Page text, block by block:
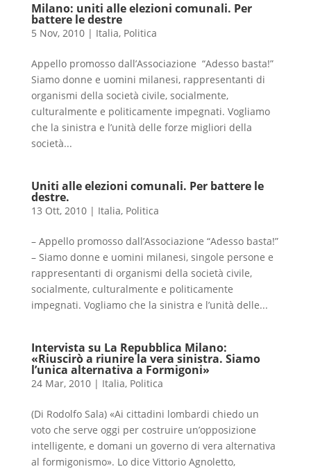
Milano: uniti alle elezioni comunali. Per
battere le destre
5 Nov, 2010| Italia, Politica
Appello promosso dall’Associazione “Adesso basta!”
Siamo donne e uomini milanesi, rappresentanti di
organismi della società civile, socialmente,
culturalmente e politicamente impegnati. Vogliamo
che la sinistra e l’unità delle forze migliori della
società...
Uniti alle elezioni comunali. Per battere le
destre.
13 Ott, 2010| Italia, Politica
– Appello promosso dall’Associazione “Adesso basta!”
– Siamo donne e uomini milanesi, singole persone e
rappresentanti di organismi della società civile,
socialmente, culturalmente e politicamente
impegnati. Vogliamo che la sinistra e l’unità delle...
Intervista su La Repubblica Milano:
«Riuscirò a riunire la vera sinistra. Siamo
l’unica alternativa a Formigoni»
24 Mar, 2010| Italia, Politica
(Di Rodolfo Sala) «Ai cittadini lombardi chiedo un
voto che serve oggi per costruire un’opposizione
intelligente, e domani un governo di vera alternativa
al formigonismo». Lo dice Vittorio Agnoletto,